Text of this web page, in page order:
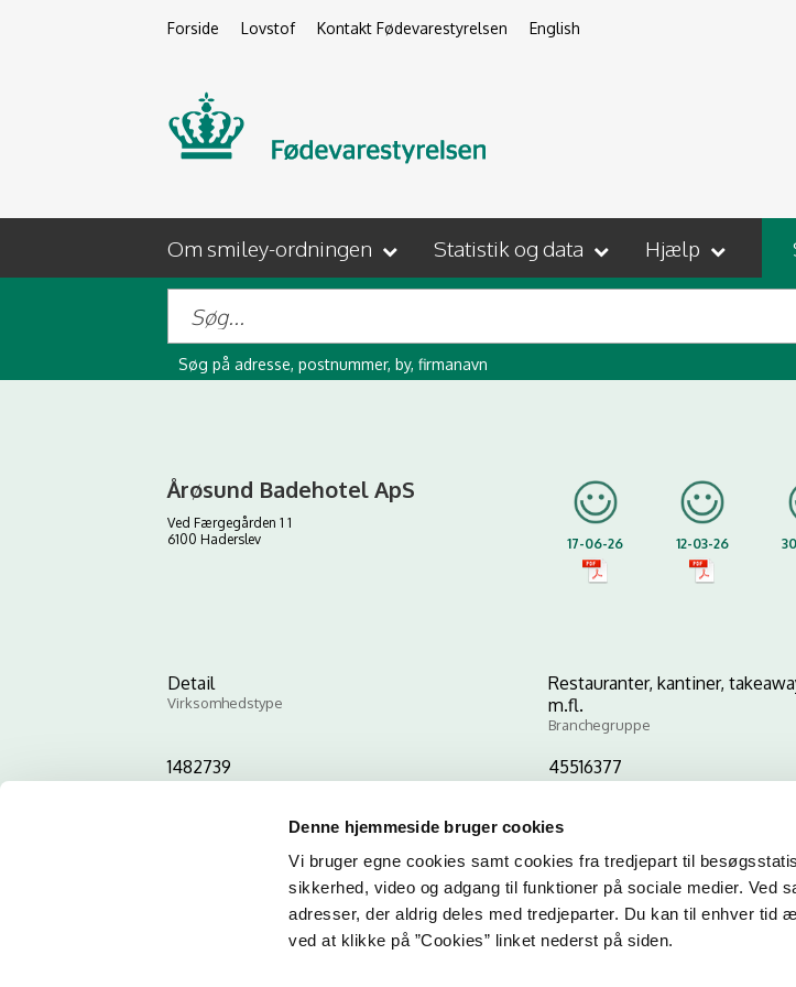
Denne hjemmeside bruger cookies
Vi bruger egne cookies samt cookies fra tredjepart til
sikkerhed, video og adgang til funktioner på sociale medier. Ved
adresser, der aldrig deles med tredjeparter. Du kan til enhver
ved at klikke på ”Cookies” linket nederst på siden.
Forside Lovstof Kontakt Fødevarestyrelsen English
Om smiley-ordningen Statistik og data Hjælp
Søg på adresse, postnummer, by, firmanavn
Årøsund Badehotel ApS
Ved Færgegården 1 1
6100 Haderslev
17-06-26 12-03-26
Detail
Virksomhedstype
Restauranter, kantiner,
m.fl.
Branchegruppe
1482739
ID-nummer
45516377
CVR-nr
Kopier link til at indsætte på